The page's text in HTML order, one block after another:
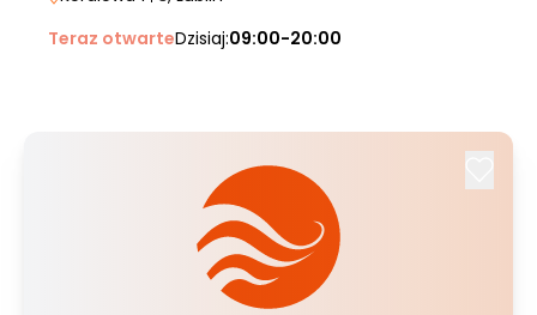
Teraz otwarteDzisiaj:09:00-20:00